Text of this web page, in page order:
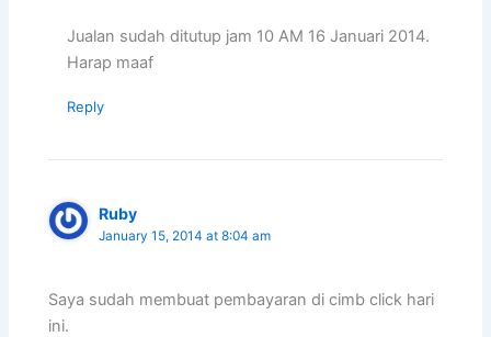
Jualan sudah ditutup jam 10 AM 16 Januari 2014.
Harap maaf
Reply
Ruby
January 15, 2014 at 8:04 am
Saya sudah membuat pembayaran di cimb click hari
ini.